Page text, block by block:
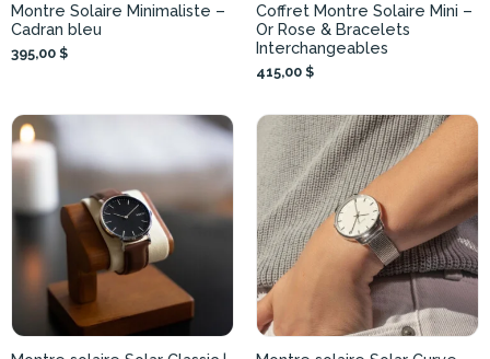
Montre Solaire Minimaliste –
Cadran bleu
395,00 $
Coffret Montre Solaire Mini –
Or Rose & Bracelets
Interchangeables
415,00 $